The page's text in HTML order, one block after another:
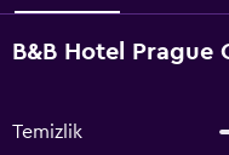
B&B Hotel Prague
Temizlik